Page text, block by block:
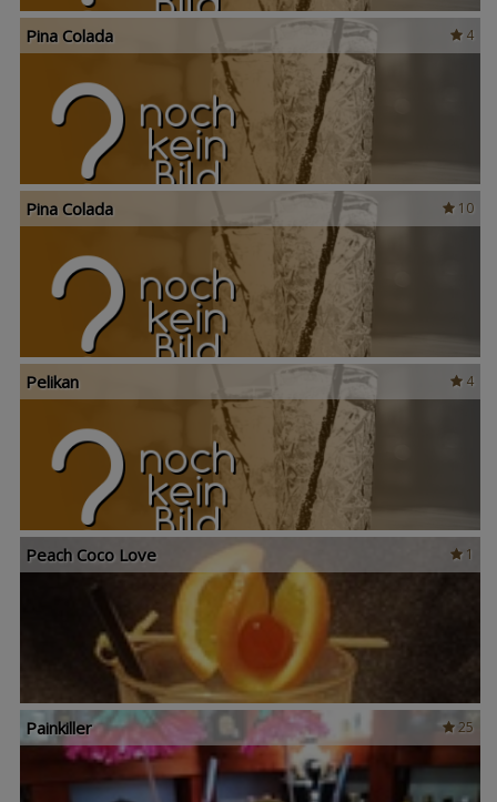
4
Pina Colada
10
Pina Colada
4
Pelikan
1
Peach Coco Love
25
Painkiller